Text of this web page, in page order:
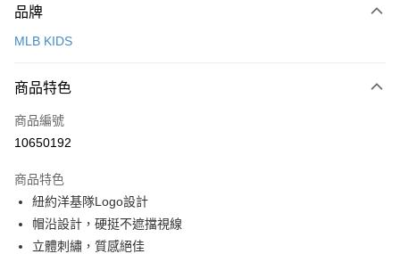
信用卡一次付款
LINE Pay
Apple Pay
悠遊付
運送方式
品牌
MLB KIDS
商品特色
商品編號
10650192
商品特色
紐約洋基隊Logo設計
帽沿設計，硬挺不遮擋視線
立體刺繡，質感絕佳